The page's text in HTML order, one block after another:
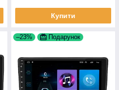
Купити
–23% Подарунок